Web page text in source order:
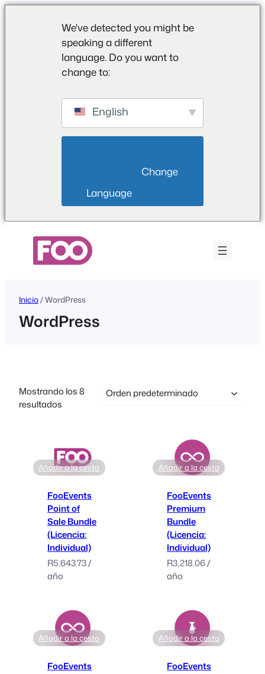
We've detected you might be
speaking a different
language. Do you want to
change to:
English
Language
contenido
Inicio/ WordPress
WordPress
Mostrando los 8
resultados
Añadir a la cesta
FooEvents
Point of
Sale Bundle
(Licencia:
Individual)
R5,643.73/
año
Añadir a la cesta
FooEvents
Premium
Bundle
(Licencia:
Individual)
R3,218.06/
año
Añadir a la cesta
FooEvents
Añadir a la cesta
FooEvents